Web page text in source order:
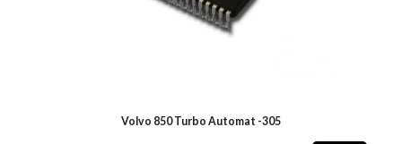
Volvo 850 Turbo Automat -305